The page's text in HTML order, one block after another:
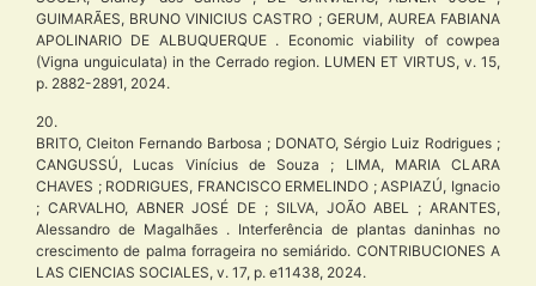
GUIMARÃES, BRUNO VINICIUS CASTRO ; GERUM, AUREA FABIANA
APOLINARIO DE ALBUQUERQUE . Economic viability of cowpea
(Vigna unguiculata) in the Cerrado region. LUMEN ET VIRTUS, v. 15,
p. 2882-2891, 2024.
20.
BRITO, Cleiton Fernando Barbosa ; DONATO, Sérgio Luiz Rodrigues ;
CANGUSSÚ, Lucas Vinícius de Souza ; LIMA, MARIA CLARA
CHAVES ; RODRIGUES, FRANCISCO ERMELINDO ; ASPIAZÚ, Ignacio
; CARVALHO, ABNER JOSÉ DE ; SILVA, JOÃO ABEL ; ARANTES,
Alessandro de Magalhães . Interferência de plantas daninhas no
crescimento de palma forrageira no semiárido. CONTRIBUCIONES A
LAS CIENCIAS SOCIALES, v. 17, p. e11438, 2024.